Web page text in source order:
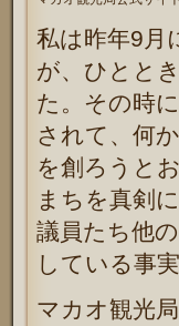
私は昨年9月
が、ひとと
た。その時
されて、何
を創ろうと
まちを真剣
議員たち他
している事
マカオ観光